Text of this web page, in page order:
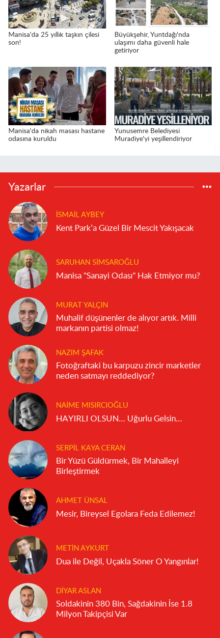
Manisa'da 25 yıllık taşkın çilesi
son!
Büyükşehir, Yuntdağı'nda
ulaşımı daha güvenli hale
getiriyor
Manisa'da nikah masası hastane
odasına kuruldu
Yunusemre Belediyesi
Muradiye'yi yeşillendiriyor
Yazarlar
İSMAIL AYBEY
Kent Park’a Güzel Bir Mescit Yakışacak
SARUHAN SIMSAROĞLU
Manisa "Sanayi Odası" Hak Etmiyor mu?
MURAT YALÇIN
Muhalif düşünenler de alıyor artık. Milli
markanın partisi olmaz!
NAZIM ŞAFAK
Fotoğraftaki bu karpuzu zincir marketler
neden satmayı reddediyor?
NAIME MISIRCIOĞLU
HAYIRLI OLSUN… Uğurlu Gelsin…
SERPIL KAYA CERAN
Bir Yüzü Güldürmek, Bir Mahalleyi
Birleştirmek
AHMET ÜNSAL
Mesir, Bireysel Egolara Feda Edilemez!
METIN AYKURT
Dua ile Değil, Uçakla Söner O Yangınlar!
DIYAR ASLAN
Soldakinin 380 Bin, Sağdakinin İse 1.8
Milyon Takipçisi Var